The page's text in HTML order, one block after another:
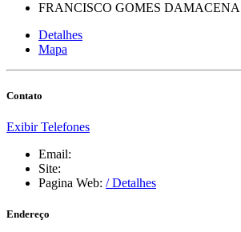
FRANCISCO GOMES DAMACENA
Detalhes
Mapa
Contato
Exibir Telefones
Email:
Site:
Pagina Web: / Detalhes
Endereço